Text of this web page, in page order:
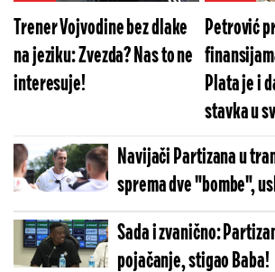
Trener Vojvodine bez dlake
na jeziku: Zvezda? Nas to ne
interesuje!
Petrović
Plata je i
stavka u
Navijači Partizana u
sprema dve "bombe",
Humksu!
Sada i zvanično:
pojačanje, stigao Baba!